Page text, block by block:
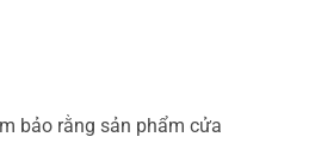
bảo rằng sản phẩm cửa